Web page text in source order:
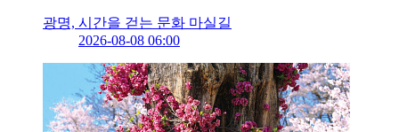
광명, 시간을 걷는 문화 마실길
2026-08-08 06:00